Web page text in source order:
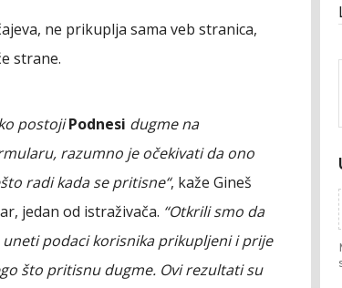
ne prikuplja sama veb stranica,
strane.
postojiPodnesi dugme na
razumno je očekivati da ono
radi kada se pritisne“, kaže Gineš
jedan od istraživača. “Otkrili smo da
uneti podaci korisnika prikupljeni i prije
što pritisnu dugme. Ovi rezultati su